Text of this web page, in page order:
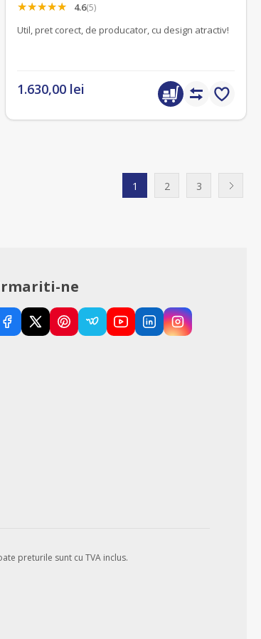
4.6(5)
Util, pret corect, de producator, cu design atractiv!
1.630,00 lei
1 2 3
ne
preturile sunt cu TVA inclus.